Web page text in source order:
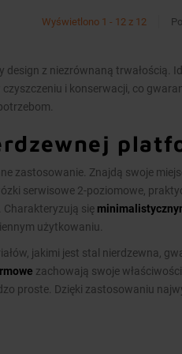
Wyświetlono 1 - 12 z 12
z niezrównaną trwałością.
i konserwacji, co
zastosowanie. Znajdą swoje
serwisowe 2-poziomowe,
się
użytkowaniu.
jakimi jest stal nierdzewna,
zachowają swoje
proste. Dzięki zastosowaniu